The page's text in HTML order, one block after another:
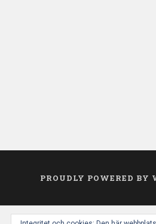
PROUDLY POWERED BY